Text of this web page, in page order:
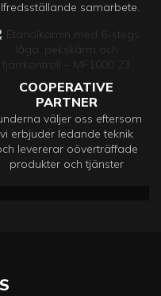
samarbete.
COOPERATIVE
PARTNER
väljer oss eftersom
vi erbjuder ledande teknik
levererar oöverträffade
produkter och tjänster